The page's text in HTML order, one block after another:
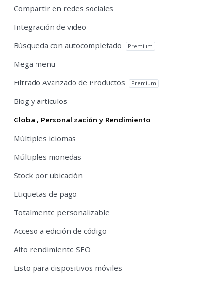
Compartir en redes sociales
Integración de video
Búsqueda con autocompletado
Premium
Mega menu
Filtrado Avanzado de Productos
Premium
Blog y artículos
Global, Personalización y Rendimiento
Múltiples idiomas
Múltiples monedas
Stock por ubicación
Etiquetas de pago
Totalmente personalizable
Acceso a edición de código
Alto rendimiento SEO
Listo para dispositivos móviles